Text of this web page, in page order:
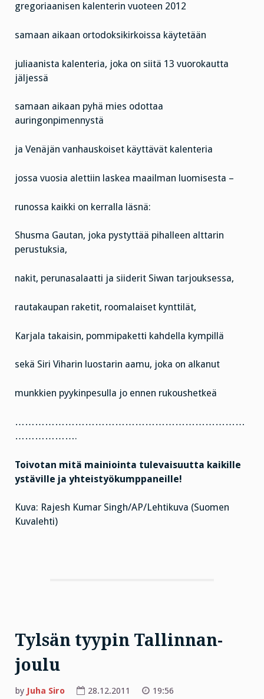
gregoriaanisen kalenterin vuoteen 2012
samaan aikaan ortodoksikirkoissa käytetään
juliaanista kalenteria, joka on siitä 13 vuorokautta
jäljessä
samaan aikaan pyhä mies odottaa
auringonpimennystä
ja Venäjän vanhauskoiset käyttävät kalenteria
jossa vuosia alettiin laskea maailman luomisesta –
runossa kaikki on kerralla läsnä:
Shusma Gautan, joka pystyttää pihalleen alttarin
perustuksia,
nakit, perunasalaatti ja siiderit Siwan tarjouksessa,
rautakaupan raketit, roomalaiset kynttilät,
Karjala takaisin, pommipaketti kahdella kympillä
sekä Siri Viharin luostarin aamu, joka on alkanut
munkkien pyykinpesulla jo ennen rukoushetkeä
……………………………………………………………
……………….
Toivotan mitä mainiointa tulevaisuutta kaikille
ystäville ja yhteistyökumppaneille!
Kuva: Rajesh Kumar Singh/AP/Lehtikuva (Suomen
Kuvalehti)
Tylsän tyypin Tallinnan-
joulu
by Juha Siro 28.12.2011 19:56